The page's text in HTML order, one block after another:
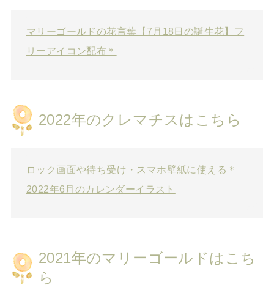
マリーゴールドの花言葉【7月18日の誕生花】フ
リーアイコン配布＊
2022年のクレマチスはこちら
ロック画面や待ち受け・スマホ壁紙に使える＊
2022年6月のカレンダーイラスト
2021年のマリーゴールドはこち
ら